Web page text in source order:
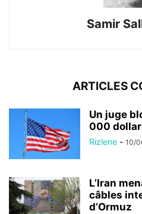
Samir
ARTICLES
Un juge
000
Rizlene - 10/
L’Iran
câbles
d’Ormuz